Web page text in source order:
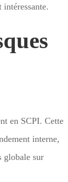
en SCPI. Cette
interne,
globale sur